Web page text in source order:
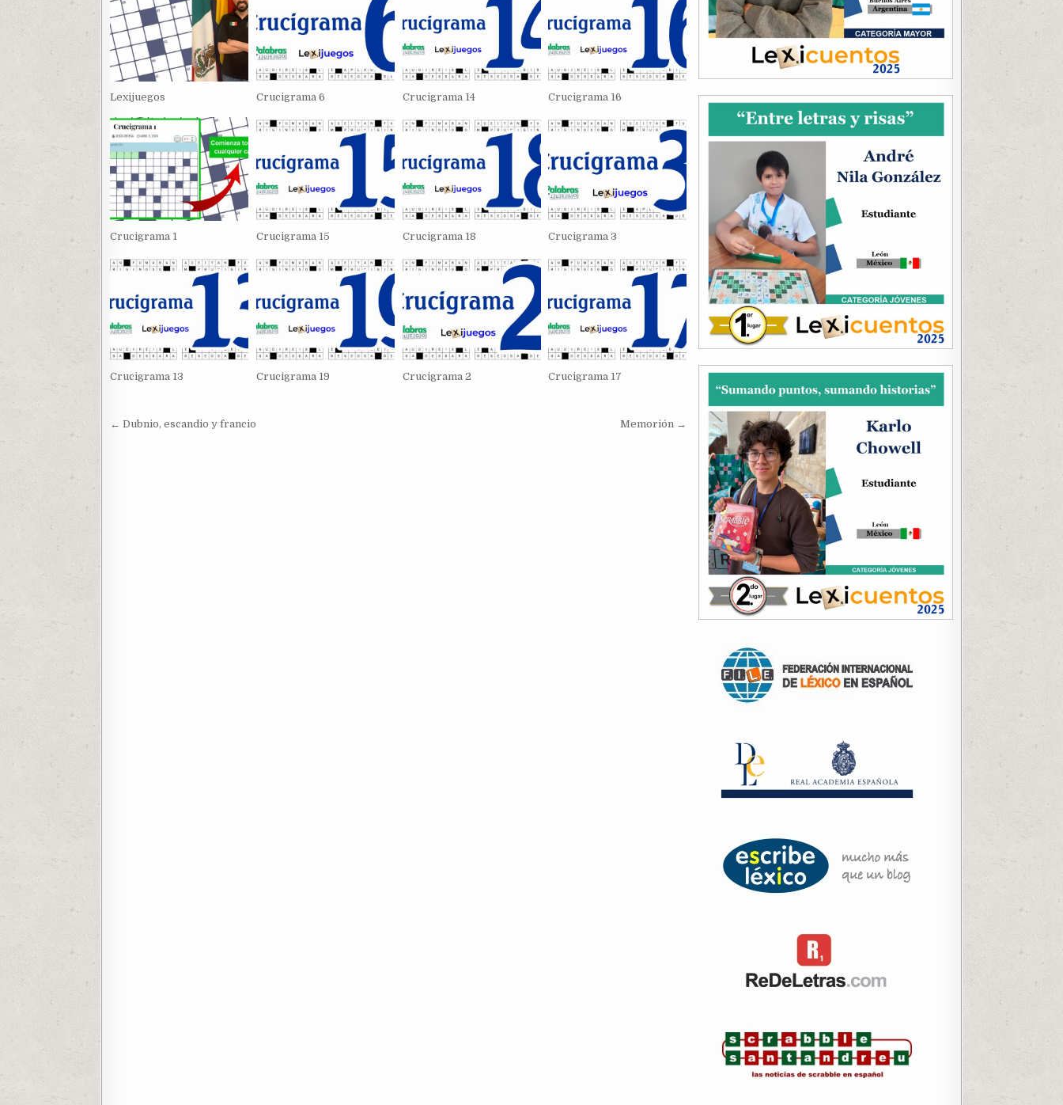
Lexijuegos Crucigrama 6 Crucigrama 14 Crucigrama 16
Crucigrama 1 Crucigrama 15 Crucigrama 18 Crucigrama 3
Crucigrama 13 Crucigrama 19 Crucigrama 2 Crucigrama 17
Navegación
← Dubnio, escandio y francio Memorión →